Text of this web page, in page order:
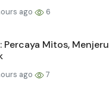
ago 6
Percaya Mitos,
ago 7